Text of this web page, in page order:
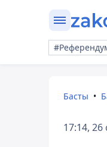
Басты
17:14, 26